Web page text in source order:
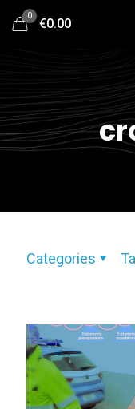
0
€0.00
Categories